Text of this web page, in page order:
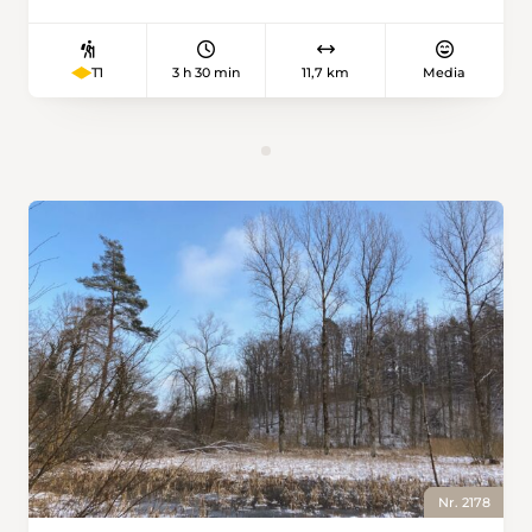
hier die unterschiedlichsten Tiere und
Pflanzen vor. Die Wanderung beginnt im
der Gisliflue. Dieser grossartige Aussichtspunkt
bietet Sicht vom Jura über die Vogesen zum
Schwarzwald und übers Mittelland zu den
Alpen. Im felsigen Gipfelbereich der Gisliflue
wachsen seltene Felsenpflanzen, die wie
Steinbrech-Felsennelke sogar noch im Herbst
am Blühen sind. Der Abstieg verläuft zuerst
auf einem schmalen Pfad über eine kurze
Steilstufe, die etwas Trittsicherheit verlangt.
Danach geht es wieder auf breiteren Wegen
hinunter zum Gatter, einem Einschnitt im
Grat. Bald darauf taucht der Wanderweg aus
T1 3 h 30 min 11,7 km Media
Nr. 2178